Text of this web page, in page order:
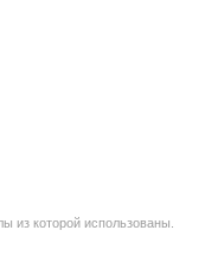
из которой использованы.